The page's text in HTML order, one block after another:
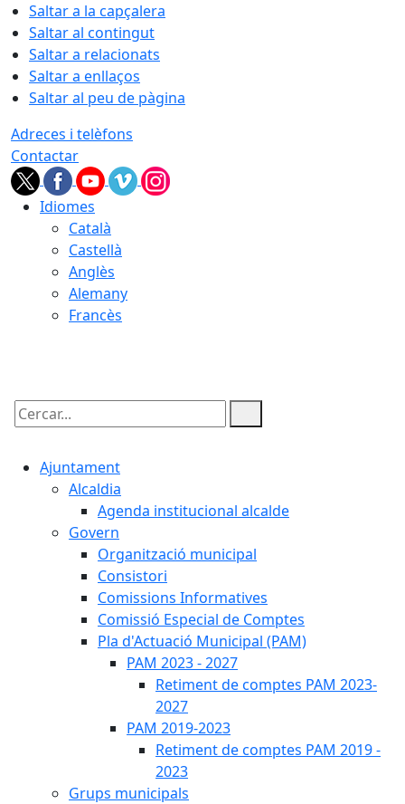
Saltar a la capçalera
Saltar al contingut
Saltar a relacionats
Saltar a enllaços
Saltar al peu de pàgina
Adreces i telèfons
Contactar
Idiomes
Català
Castellà
Anglès
Alemany
Francès
Cercar:
Ajuntament
Alcaldia
Agenda institucional alcalde
Govern
Organització municipal
Consistori
Comissions Informatives
Comissió Especial de Comptes
Pla d'Actuació Municipal (PAM)
PAM 2023 - 2027
Retiment de comptes PAM 2023-
2027
PAM 2019-2023
Retiment de comptes PAM 2019 -
2023
Grups municipals